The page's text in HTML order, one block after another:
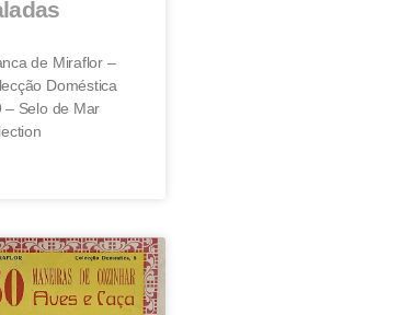
de Miraflor –
Doméstica
– Selo de Mar